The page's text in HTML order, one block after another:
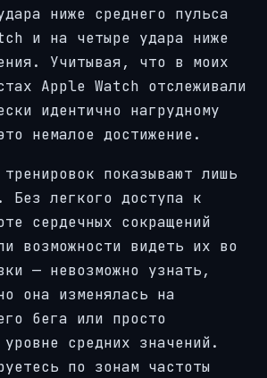
ниже среднего пульса
и на четыре удара ниже
Учитывая, что в моих
Apple Watch отслеживали
идентично нагрудному
немалое достижение.
показывают лишь
Без легкого доступа к
сердечных сокращений
возможности видеть их во
— невозможно узнать,
она изменялась на
бега или просто
средних значений.
по зонам частоты